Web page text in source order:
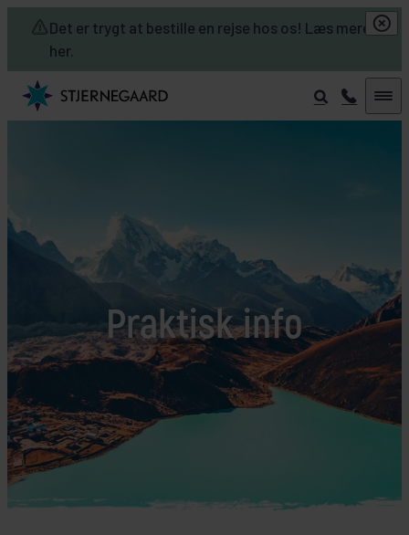
Det er trygt at bestille en rejse hos os! Læs mere
her.
Skip to main content
Praktisk info